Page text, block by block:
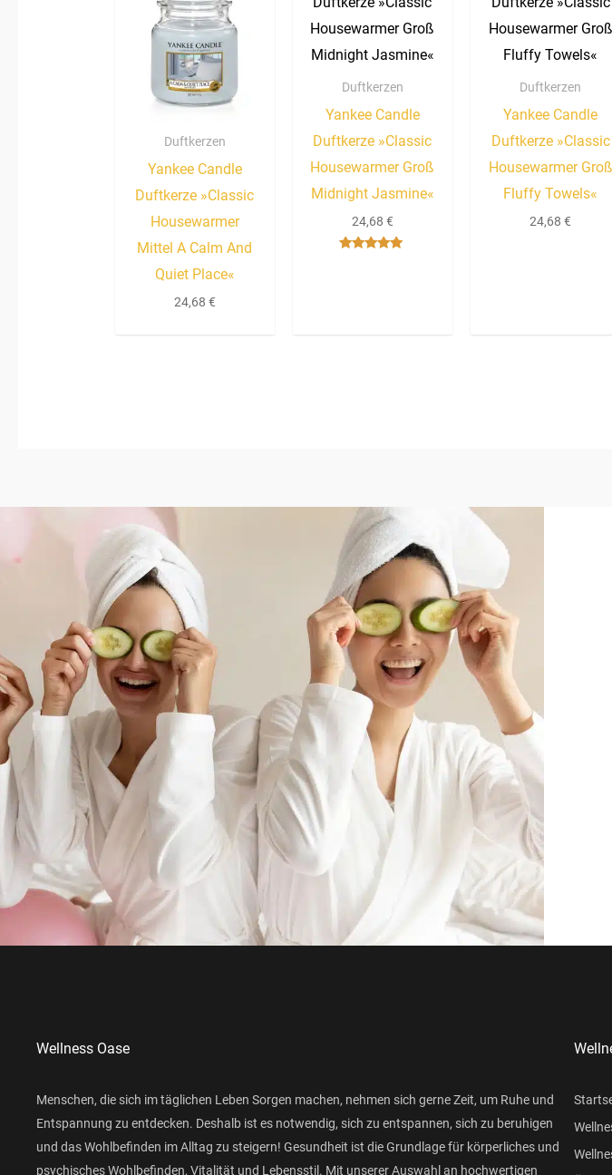
Duftkerzen
Yankee Candle
Duftkerze »Classic
Housewarmer
Mittel A Calm And
Quiet Place«
24,68 €
Duftkerzen
Yankee Candle
Duftkerze »Classic
Housewarmer Groß
Midnight Jasmine«
24,68 €
Duftkerzen
Yankee Candle
Duftkerze »Classic
Housewarmer Groß
Fluffy Towels«
24,68€
Wellness Oase
Menschen, die sich im täglichen Leben Sorgen machen, nehmen sich gerne Zeit, um Ruhe und
Entspannung zu entdecken. Deshalb ist es notwendig, sich zu entspannen, sich zu beruhigen
und das Wohlbefinden im Alltag zu steigern! Gesundheit ist die Grundlage für körperliches und
psychisches Wohlbefinden, Vitalität und Lebensstil. Mit unserer Auswahl an hochwertigen